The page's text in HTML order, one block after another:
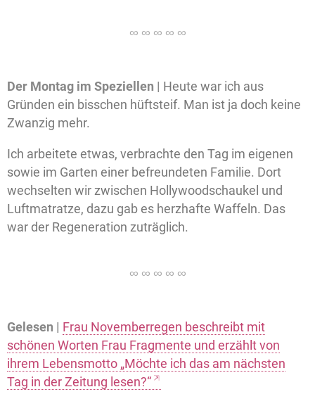
Der Montag im Speziellen | Heute war ich aus
Gründen ein bisschen hüftsteif. Man ist ja doch keine
Zwanzig mehr.
Ich arbeitete etwas, verbrachte den Tag im eigenen
sowie im Garten einer befreundeten Familie. Dort
wechselten wir zwischen Hollywoodschaukel und
Luftmatratze, dazu gab es herzhafte Waffeln. Das
war der Regeneration zuträglich.
Gelesen | Frau Novemberregen beschreibt mit
schönen Worten Frau Fragmente und erzählt von
ihrem Lebensmotto „Möchte ich das am nächsten
Tag in der Zeitung lesen?“